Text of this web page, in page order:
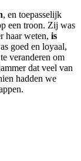
, en toepasselijk
een troon. Zij was
haar weten, is
goed en loyaal,
veranderen om
dat veel van
hadden we